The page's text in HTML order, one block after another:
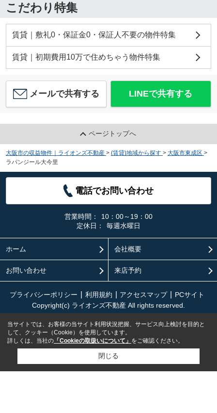
こだわり特集
賃貸｜敷礼0・保証金0・保証人不要の物件特集
賃貸｜初期費用10万で住めちゃう物件特集
メールで共有する LINEで共有する
ページトップへ
大阪市の収益物件｜ライオンズ不動産 > (賃貸)地域から探す > 大阪市東成区 >
ラパンジール大今里
電話でお問い合わせ
営業時間：
10：00～19：00
定休日：
毎週水曜日
ホーム 会社概要
お問い合わせ 来店予約
プライバシーポリシー 利用規約 アクセスマップ
PCサイト
Copyright(c) ライオンズ不動産 All rights reserved.
当サイトでは、お客様の当サイト利用状況把握、サービス向上検討を目的と
して、クッキー（Cookie）を使用しています。
詳しくは、当社の 「Cookieの取扱いについて」 をご確認ください。
閉じる